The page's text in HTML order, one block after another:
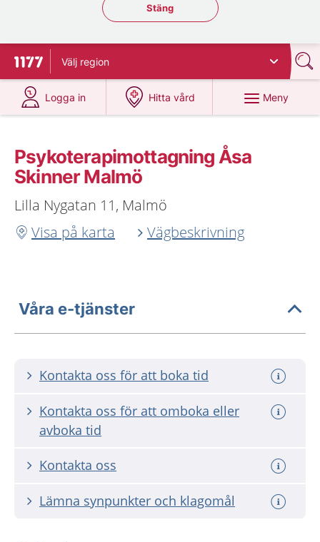
Stäng regionsväljaren
Stäng
Till startsidan för 1177
Välj region
Logga in
på 1177.se
Hitta vård
på 1177.se
Meny
Psykoterapimottagning Åsa
Skinner Malmö
Lilla Nygatan 11, Malmö
Visa på karta
Vägbeskrivning
Våra e-tjänster
Kontakta oss för att boka tid
Kontakta oss för att omboka eller
avboka tid
Kontakta oss
Lämna synpunkter och klagomål